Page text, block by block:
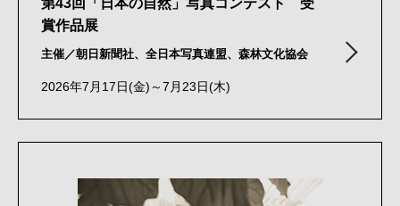
第43回「日本の自然」写真コンテスト 受
賞作品展
主催／朝日新聞社、全日本写真連盟、森林文化協会
2026年7月17日(金)～7月23日(木)